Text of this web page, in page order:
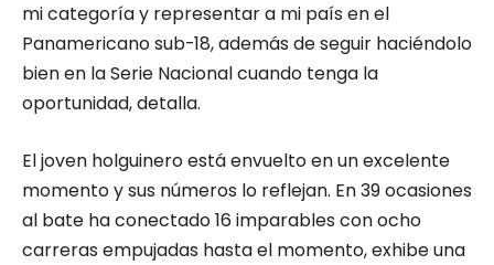
mi categoría y representar a mi país en el
Panamericano sub-18, además de seguir haciéndolo
bien en la Serie Nacional cuando tenga la
oportunidad, detalla.
El joven holguinero está envuelto en un excelente
momento y sus números lo reflejan. En 39 ocasiones
al bate ha conectado 16 imparables con ocho
carreras empujadas hasta el momento, exhibe una